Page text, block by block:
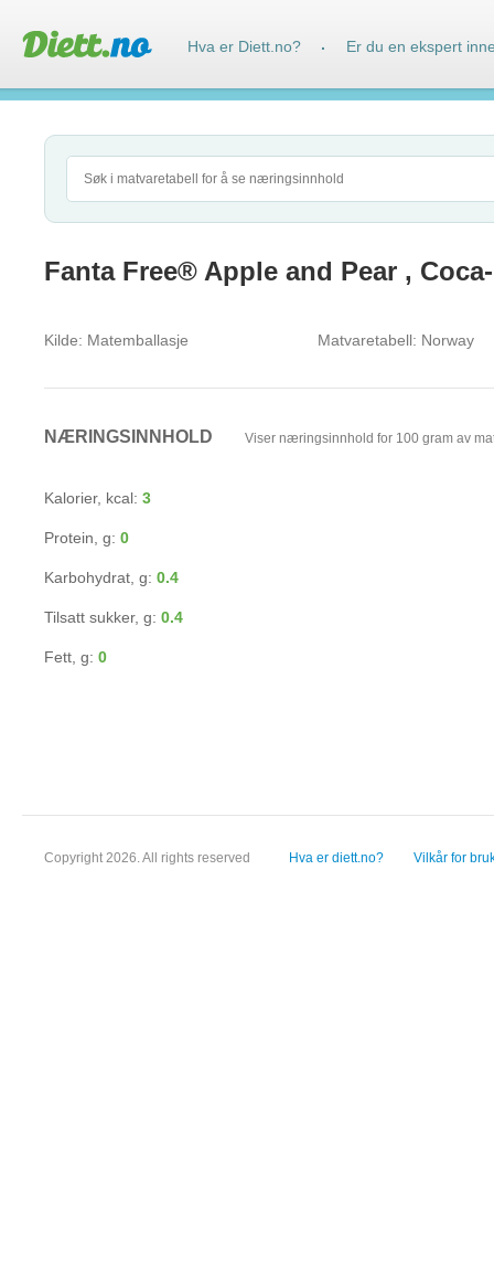
Fanta Free® Apple and Pear ,
Kilde: Matemballasje Matvaretabell: Norway
NÆRINGSINNHOLD Viser næringsinnhold for 100 gram av
Kalorier, kcal: 3
Protein, g: 0
Karbohydrat, g: 0.4
Tilsatt sukker, g: 0.4
Fett, g: 0
Copyright 2026. All rights reserved Hva er diett.no? Vilkår for
Hva er Diett.no? · Er du en ekspert